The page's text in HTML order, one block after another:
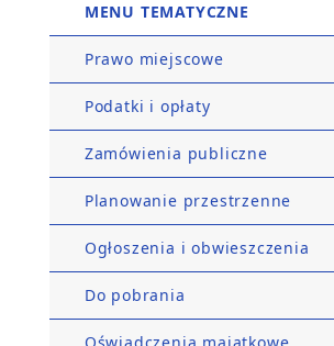
MENU TEMATYCZNE
Prawo miejscowe
Podatki i opłaty
Zamówienia publiczne
Planowanie przestrzenne
Ogłoszenia i obwieszczenia
Do pobrania